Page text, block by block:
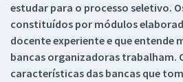
estudar para o processo seletivo.
constituídos por módulos
docente experiente e que entende
bancas organizadoras trabalham.
características das bancas que